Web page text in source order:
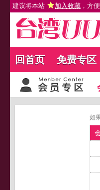
建议将本站 加入收藏 ，方
回首页 免费专区
如